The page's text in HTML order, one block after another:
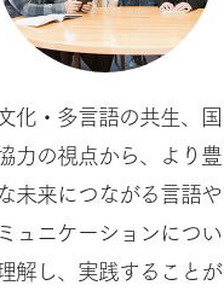
化・多言語の共生、国
力の視点から、より豊
未来につながる言語や
ュニケーションについ
解し、実践することが